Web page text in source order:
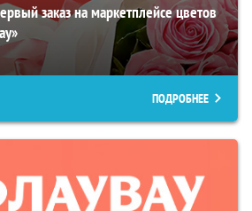
заказ на маркетплейсе цветов
ПОДРОБНЕЕ